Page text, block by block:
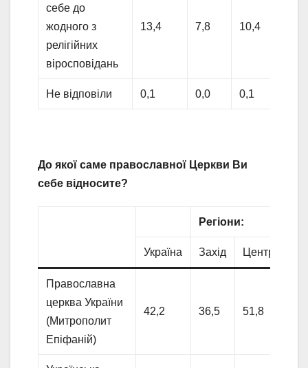
себе до
жодного з
релігійних
віросповідань
13,4 7,8 10,4
Не відповіли 0,1 0,0 0,1
До якої саме православної Церкви Ви
себе відносите?
Регіони:
Україна Захід Центр
Православна
церква України
(Митрополит
Епіфаній)
42,2 36,5 51,8